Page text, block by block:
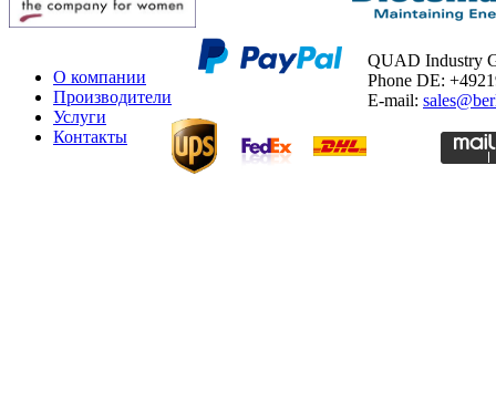
О компании
Производители
Услуги
Контакты
QUAD Industry
Phone DE:
E-mail: